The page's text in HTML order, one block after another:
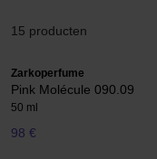
15 producten
Zarkoperfume
Pink Molécule 090.09
50 ml
98 €